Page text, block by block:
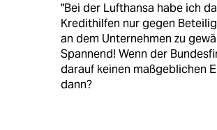
"Bei der Lufthansa habe ich
Kredithilfen nur gegen
an dem Unternehmen zu
Spannend! Wenn der
darauf keinen maßgeblichen
dann?